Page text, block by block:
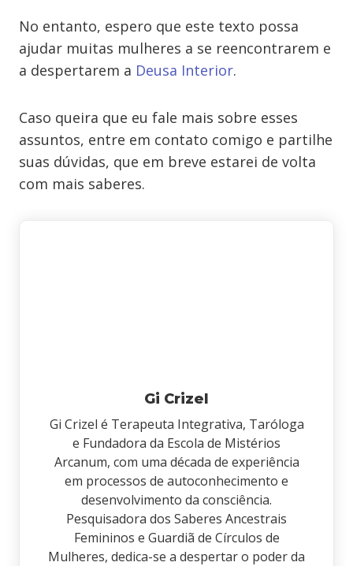
No entanto, espero que este texto possa
ajudar muitas mulheres a se reencontrarem e
a despertarem a Deusa Interior.
Caso queira que eu fale mais sobre esses
assuntos, entre em contato comigo e partilhe
suas dúvidas, que em breve estarei de volta
com mais saberes.
Gi Crizel
Gi Crizel é Terapeuta Integrativa, Taróloga
e Fundadora da Escola de Mistérios
Arcanum, com uma década de experiência
em processos de autoconhecimento e
desenvolvimento da consciência.
Pesquisadora dos Saberes Ancestrais
Femininos e Guardiã de Círculos de
Mulheres, dedica-se a despertar o poder da